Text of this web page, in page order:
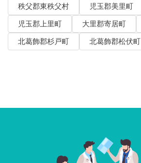
秩父郡東秩父村
児玉郡美里町
児玉郡上里町
大里郡寄居町
北葛飾郡杉戸町
北葛飾郡松伏町